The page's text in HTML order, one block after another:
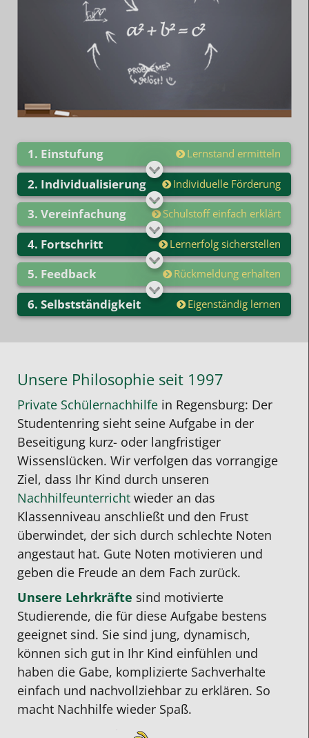
Einstufung Lernstand ermitteln
Individualisierung Individuelle Förderung
Vereinfachung Schulstoff einfach erklärt
Fortschritt Lernerfolg sicherstellen
Feedback Rückmeldung erhalten
Selbstständigkeit Eigenständig lernen
Unsere Philosophie seit 1997
Private Schülernachhilfe in Regensburg: Der
Studentenring sieht seine Aufgabe in der
Beseitigung kurz- oder langfristiger
Wissenslücken. Wir verfolgen das vorrangige
Ziel, dass Ihr Kind durch unseren
Nachhilfeunterricht wieder an das
Klassenniveau anschließt und den Frust
überwindet, der sich durch schlechte Noten
angestaut hat. Gute Noten motivieren und
geben die Freude an dem Fach zurück.
Unsere Lehrkräfte sind motivierte
Studierende, die für diese Aufgabe bestens
geeignet sind. Sie sind jung, dynamisch,
können sich gut in Ihr Kind einfühlen und
haben die Gabe, komplizierte Sachverhalte
einfach und nachvollziehbar zu erklären. So
macht Nachhilfe wieder Spaß.